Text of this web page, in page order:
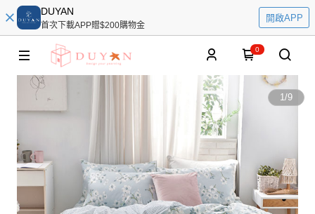
DUYAN
首次下載APP贈$200購物金
開啟APP
0
1/9